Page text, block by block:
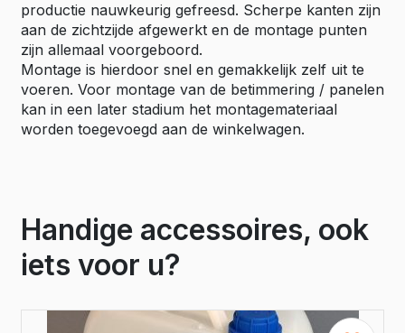
productie nauwkeurig gefreesd. Scherpe kanten zijn
aan de zichtzijde afgewerkt en de montage punten
zijn allemaal voorgeboord.
Montage is hierdoor snel en gemakkelijk zelf uit te
voeren. Voor montage van de betimmering / panelen
kan in een later stadium het montagemateriaal
worden toegevoegd aan de winkelwagen.
Handige accessoires, ook
iets voor u?